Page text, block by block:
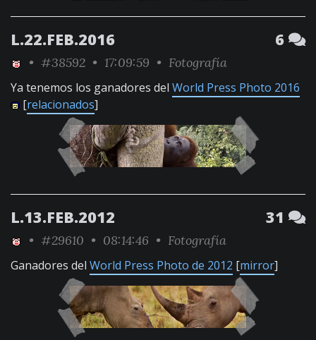
L.22.FEB.2016 6
• #38592 • 17:09:59 • Fotografía
Ya tenemos los ganadores del World Press Photo 2016
[relacionados]
L.13.FEB.2012 31
• #29610 • 08:14:46 • Fotografía
Ganadores del World Press Photo de 2012 [mirror]